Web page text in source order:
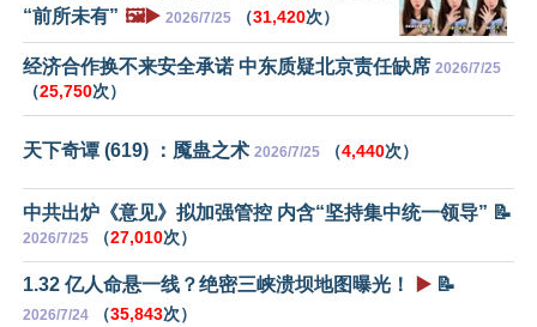
“前所未有” 🖼️▶️ 2026/7/25 （31,420次）
经济合作换不来安全承诺 中东质疑北京责任缺席 2026/7/25
（25,750次）
天下奇谭 (619) ：魇蛊之术 2026/7/25 （4,440次）
中共出炉《意见》拟加强管控 内含“坚持集中统一领导” 📝
2026/7/25 （27,010次）
1.32 亿人命悬一线？绝密三峡溃坝地图曝光！ ▶️ 📝
2026/7/24 （35,843次）